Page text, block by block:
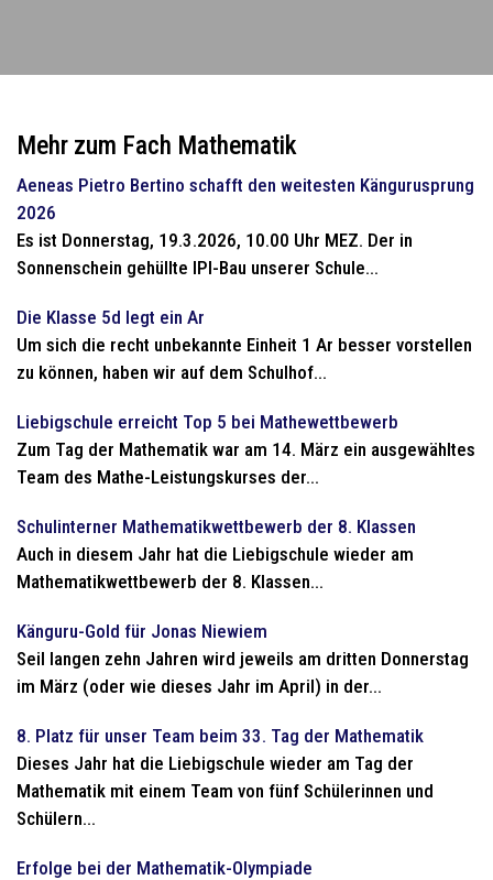
Mehr zum Fach Mathematik
Aeneas Pietro Bertino schafft den weitesten Kängurusprung
2026
Es ist Donnerstag, 19.3.2026, 10.00 Uhr MEZ. Der in
Sonnenschein gehüllte IPI-Bau unserer Schule...
Die Klasse 5d legt ein Ar
Um sich die recht unbekannte Einheit 1 Ar besser vorstellen
zu können, haben wir auf dem Schulhof...
Liebigschule erreicht Top 5 bei Mathewettbewerb
Zum Tag der Mathematik war am 14. März ein ausgewähltes
Team des Mathe-Leistungskurses der...
Schulinterner Mathematikwettbewerb der 8. Klassen
Auch in diesem Jahr hat die Liebigschule wieder am
Mathematikwettbewerb der 8. Klassen...
Känguru-Gold für Jonas Niewiem
Seil langen zehn Jahren wird jeweils am dritten Donnerstag
im März (oder wie dieses Jahr im April) in der...
8. Platz für unser Team beim 33. Tag der Mathematik
Dieses Jahr hat die Liebigschule wieder am Tag der
Mathematik mit einem Team von fünf Schülerinnen und
Schülern...
Erfolge bei der Mathematik-Olympiade